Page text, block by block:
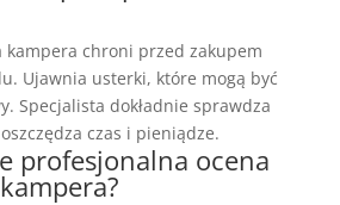
kampera chroni przed zakupem
Ujawnia usterki, które mogą być
Specjalista dokładnie sprawdza
czas i pieniądze.
profesjonalna ocena